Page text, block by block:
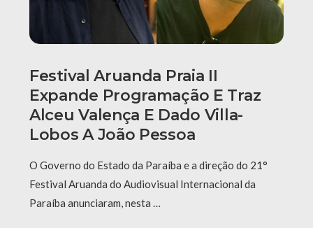
Festival Aruanda Praia II
Expande Programação E Traz
Alceu Valença E Dado Villa-
Lobos A João Pessoa
O Governo do Estado da Paraíba e a direção do 21°
Festival Aruanda do Audiovisual Internacional da
Paraíba anunciaram, nesta …